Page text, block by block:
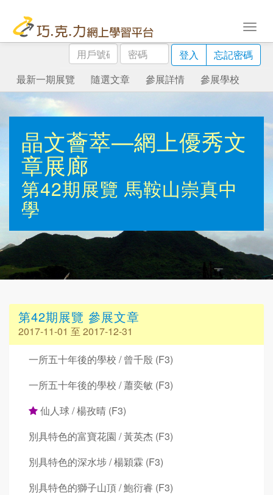
用
戶
號
碼
密
碼
登入
忘記密碼
最新一期展覽
隨選文章 參展詳情 參展學校
晶文薈萃—網上優秀文
章展廊
第42期展覽 馬鞍山崇真中
學
第42期展覽 參展文章
2017-11-01 至 2017-12-31
一所五十年後的學校 / 曾千殷 (F3)
一所五十年後的學校 / 蕭奕敏 (F3)
仙人球 / 楊孜晴 (F3)
別具特色的富寶花園 / 黃英杰 (F3)
別具特色的深水埗 / 楊穎霖 (F3)
別具特色的獅子山頂 / 鮑衍睿 (F3)